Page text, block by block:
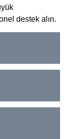
destek alın.